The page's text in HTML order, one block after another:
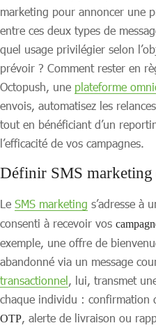
marketing pour annoncer une
entre ces deux types de
quel usage privilégier selon
prévoir ? Comment rester en
Octopush, une plateforme
envois, automatisez les
tout en bénéficiant d’un
l’efficacité de vos campagnes.
Définir SMS marketing
Le SMS marketing s’adresse à
consenti à recevoir vos
exemple, une offre de
abandonné via un message
transactionnel, lui, transmet
chaque individu : confirmation
OTP, alerte de livraison ou